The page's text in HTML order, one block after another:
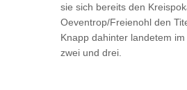
sie sich bereits den
Oeventrop/Freienohl den
Knapp dahinter landetem
zwei und drei.